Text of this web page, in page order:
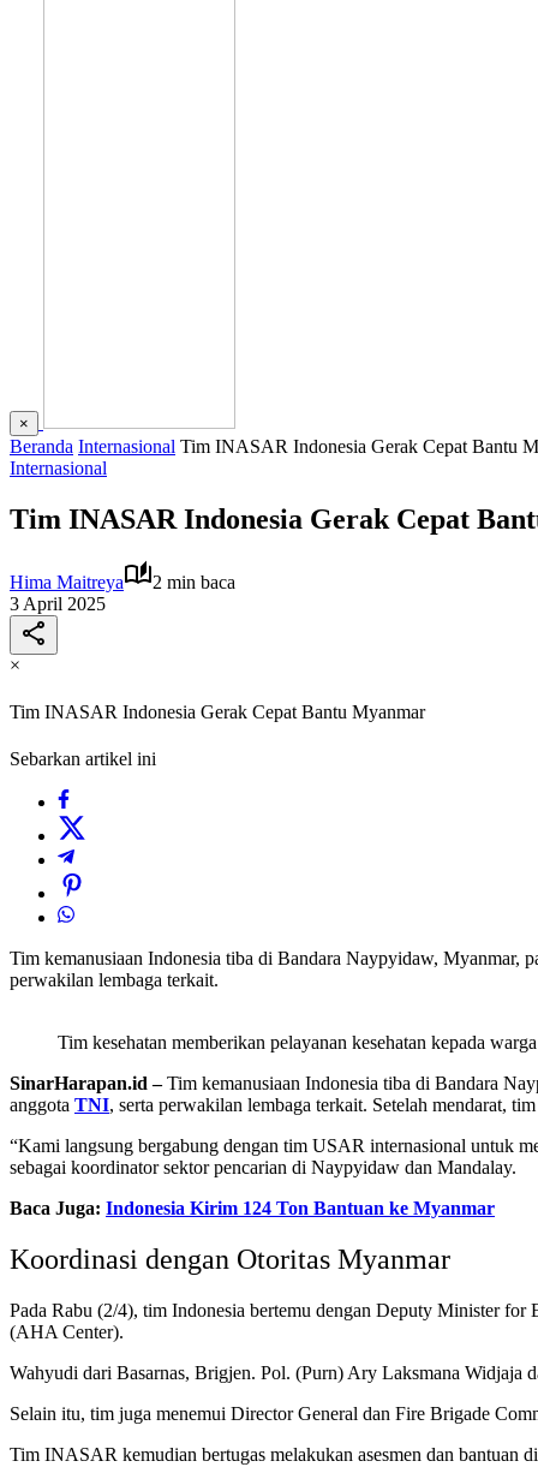
×
Beranda Internasional Tim INASAR Indonesia Gerak Cepat Bantu
Internasional
Tim INASAR Indonesia Gerak Cepat
Hima Maitreya
2 min baca
3 April 2025
×
Tim INASAR Indonesia Gerak Cepat Bantu Myanmar
Sebarkan artikel ini
Tim kemanusiaan Indonesia tiba di Bandara Naypyidaw, Myanmar,
perwakilan lembaga terkait.
Tim kesehatan memberikan pelayanan kesehatan kepada
SinarHarapan.id –Tim kemanusiaan Indonesia tiba di Bandara
anggota TNI, serta perwakilan lembaga terkait. Setelah mendarat,
“Kami langsung bergabung dengan tim USAR internasional untuk
sebagai koordinator sektor pencarian di Naypyidaw dan Mandalay.
Baca Juga: Indonesia Kirim 124 Ton Bantuan ke Myanmar
Koordinasi dengan Otoritas Myanmar
Pada Rabu (2/4), tim Indonesia bertemu dengan Deputy Minister
(AHA Center).
Wahyudi dari Basarnas, Brigjen. Pol. (Purn) Ary Laksmana
Selain itu, tim juga menemui Director General dan Fire Brigade
Tim INASAR kemudian bertugas melakukan asesmen dan bantuan